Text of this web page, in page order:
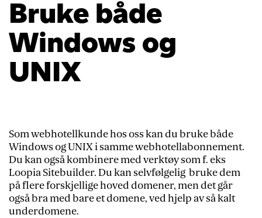
Bruke både
Windows og
UNIX
Som webhotellkunde hos oss kan du bruke både
Windows og UNIX i samme webhotellabonnement.
Du kan også kombinere med verktøy som f. eks
Loopia Sitebuilder. Du kan selvfølgelig bruke dem
på flere forskjellige hoved domener, men det går
også bra med bare et domene, ved hjelp av så kalt
underdomene.